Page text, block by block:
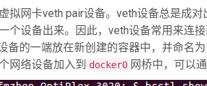
拟网卡veth pair设备。veth设备总是成
个设备出来。因此，veth设备常用来连接
备的一端放在新创建的容器中，并命名为
网络设备加入到 docker0 网桥中，可以